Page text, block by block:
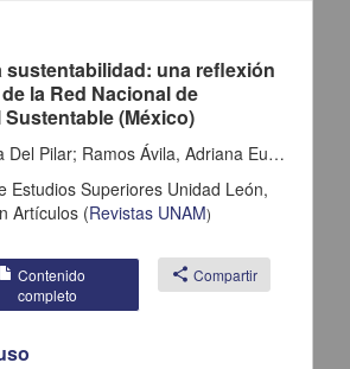
sustentabilidad: una reflexión
la Red Nacional de
(México)
Pastor Pérez, María Del Pilar; Ramos Ávila, Adriana Eugenia; Santa María Torres, Armando
Estudios Superiores Unidad León,
Artículos (Revistas UNAM)
Contenido
completo
share Compartir